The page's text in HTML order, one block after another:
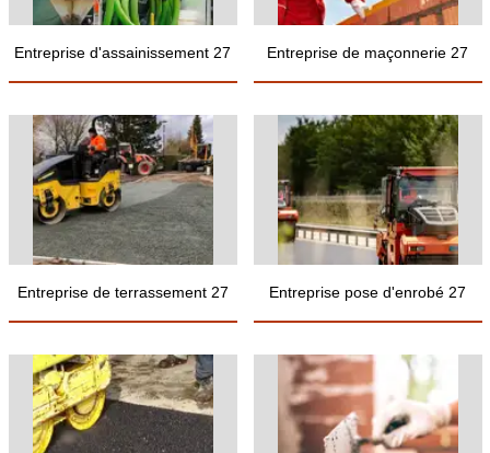
Entreprise d'assainissement 27 Entreprise de maçonnerie 27
Entreprise de terrassement 27 Entreprise pose d'enrobé 27